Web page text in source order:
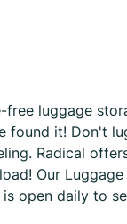
free luggage
found it! Don't
Radical
Our
open daily to